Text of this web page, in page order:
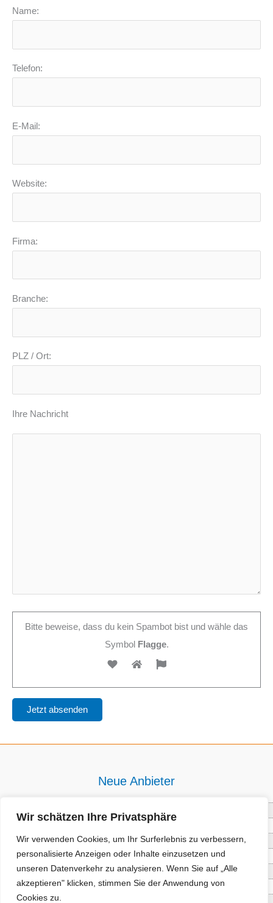
Wir schätzen Ihre Privatsphäre
Wir verwenden Cookies, um Ihr Surferlebnis zu verbessern,
personalisierte Anzeigen oder Inhalte einzusetzen und
unseren Datenverkehr zu analysieren. Wenn Sie auf „Alle
akzeptieren" klicken, stimmen Sie der Anwendung von
Cookies zu.
Name:
Telefon:
E-Mail:
Website:
Firma:
Branche:
PLZ / Ort:
Ihre Nachricht
Bitte beweise, dass du kein Spambot bist und wähle das
SymbolFlagge.
Neue Anbieter
Enne Energieberatung
Impact Hub Traunstein GmbH
Getränke Wierer Abholmarkt
Höhenberger Biokiste GmbH
Bioladl Pfingstl Alm